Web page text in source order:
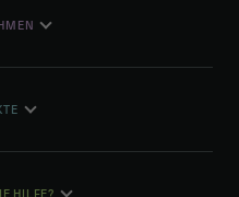
HILFE?